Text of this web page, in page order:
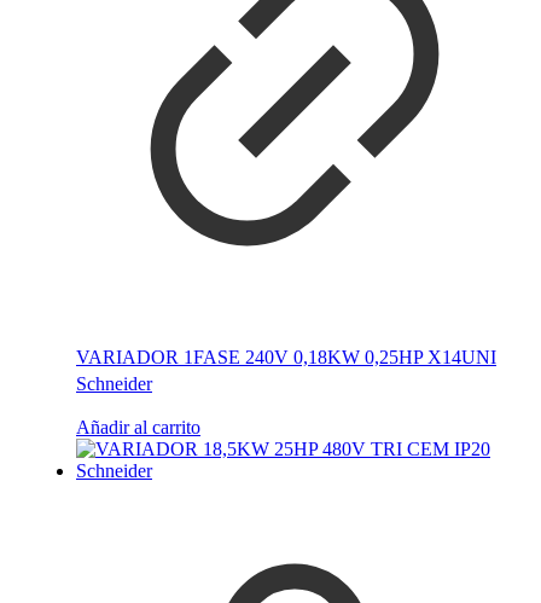
VARIADOR 1FASE 240V 0,18KW 0,25HP X14UNI
Schneider
Añadir al carrito